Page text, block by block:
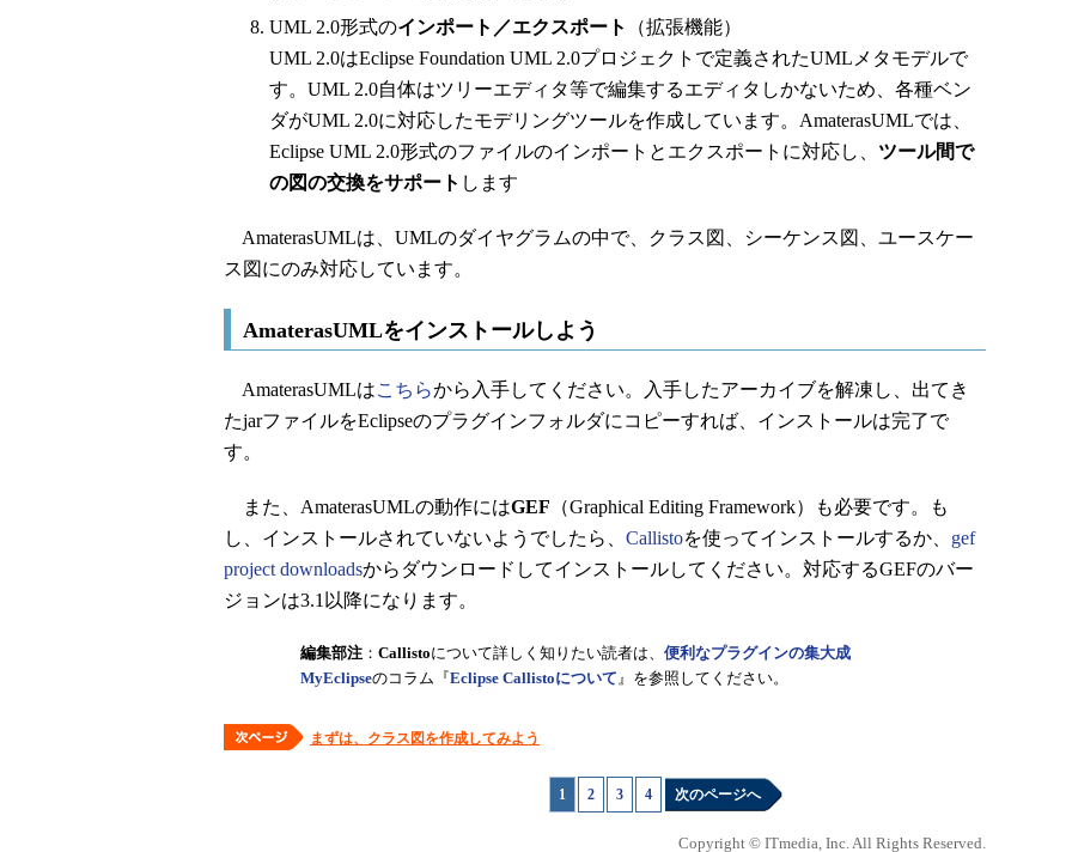
UML 2.0形式のインポート／エクスポート
（拡張機能）
UML 2.0はEclipse Foundation UML 2.0プロジェクトで定義されたUMLメタモデルで
す。UML 2.0自体はツリーエディタ等で編集するエディタしかないため、各種ベン
ダがUML 2.0に対応したモデリングツールを作成しています。AmaterasUMLでは、
Eclipse UML 2.0形式のファイルのインポートとエクスポートに対応し、 ツール間で
の図の交換をサポート します
AmaterasUMLは、UMLのダイヤグラムの中で、クラス図、シーケンス図、ユースケー
ス図にのみ対応しています。
AmaterasUMLをインストールしよう
AmaterasUMLはこちらから入手してください。入手したアーカイブを解凍し、出てき
たjarファイルをEclipseのプラグインフォルダにコピーすれば、インストールは完了で
す。
また、AmaterasUMLの動作にはGEF （Graphical Editing Framework）も必要です。も
し、インストールされていないようでしたら、 Callistoを使ってインストールするか、 gef
project downloadsからダウンロードしてインストールしてください。対応するGEFのバー
ジョンは3.1以降になります。
編集部注： Callistoについて詳しく知りたい読者は、 便利なプラグインの集大成
MyEclipseのコラム『Eclipse Callistoについて』を参照してください。
まずは、クラス図を作成してみよう
1 2 3 4 次のページへ
Copyright © ITmedia, Inc. All Rights Reserved.